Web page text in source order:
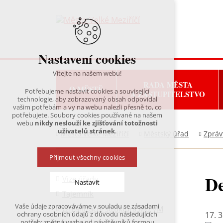
O MĚSTĚ
RADA MĚSTA
A ZASTUPITELSTVO
Město Velké Meziříčí Městský úřad
17.
Vize úřadu
Tajemník
Organizační struktura MÚ VM
Nastavení cookies
Vítejte na našem webu!
Potřebujeme nastavit cookies a související
technologie, aby zobrazovaný obsah odpovídal
vašim potřebám a vy na webu nalezli přesně to, co
potřebujete. Soubory cookies používané na našem
webu nikdy neslouží ke zjišťování totožnosti
uživatelů stránek.
Přijmout všechny cookies
Nastavit
Technická cookies
nutná pro provozování webu
Vaše údaje zpracováváme v souladu se zásadami
ochrany osobních údajů z důvodu následujících